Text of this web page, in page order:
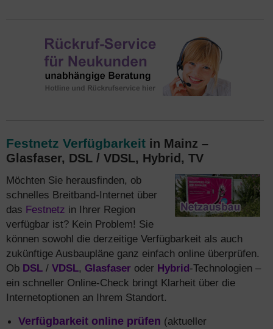
Festnetz Verfügbarkeit in Mainz –
Glasfaser, DSL / VDSL, Hybrid, TV
Möchten Sie herausfinden, ob
schnelles Breitband-Internet über
das Festnetz in Ihrer Region
verfügbar ist? Kein Problem! Sie
können sowohl die derzeitige Verfügbarkeit als auch
zukünftige Ausbaupläne ganz einfach online überprüfen.
Ob DSL / VDSL, Glasfaser oder Hybrid-Technologien –
ein schneller Online-Check bringt Klarheit über die
Internetoptionen an Ihrem Standort.
Verfügbarkeit online prüfen (aktueller